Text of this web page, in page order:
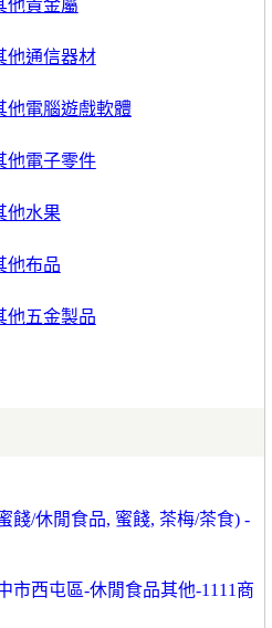
他貴金屬
他通信器材
他電腦遊戲軟體
他電子零件
他水果
他布品
他五金製品
餞/休閒食品, 蜜餞, 茶梅/茶食) -
市西屯區-休閒食品其他-1111商